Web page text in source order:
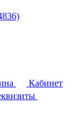
Кабинет